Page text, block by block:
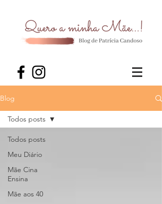
Blog
Todos posts
Meu Diário
Mãe Cina
Ensina
Mãe aos 40
Todos posts